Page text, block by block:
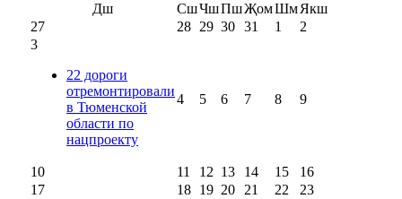
Дш
СшЧшПшҖомШмЯкш
27
28 29 30 31 1
2
3
22 дороги
отремонтировали
в Тюменской
области по
нацпроекту
4 5 6 7 8 9
10 11 12 13 14 15
16
17
18 19 20 21 22
23